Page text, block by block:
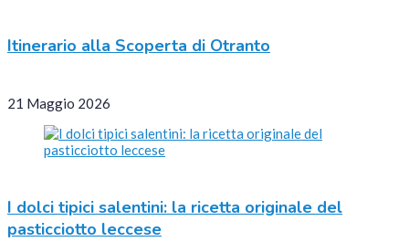
Itinerario alla Scoperta di Otranto
21 Maggio 2026
I dolci tipici salentini: la ricetta originale del
pasticciotto leccese